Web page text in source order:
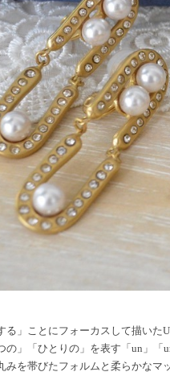
る」ことにフォーカスして描いた
の」「ひとりの」を表す「un」「
みを帯びたフォルムと柔らかなマ